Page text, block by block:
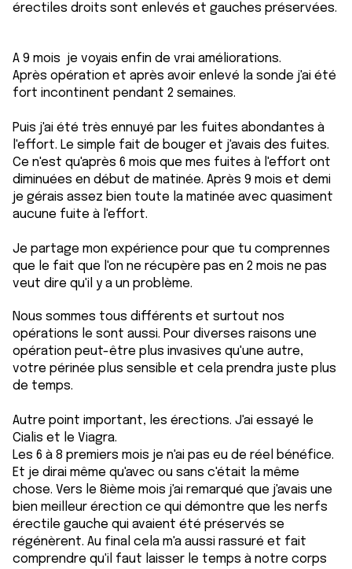
érectiles droits sont enlevés et gauches préservées.
A 9 mois je voyais enfin de vrai améliorations.
Après opération et après avoir enlevé la sonde j'ai été
fort incontinent pendant 2 semaines.
Puis j'ai été très ennuyé par les fuites abondantes à
l'effort. Le simple fait de bouger et j'avais des fuites.
Ce n'est qu'après 6 mois que mes fuites à l'effort ont
diminuées en début de matinée. Après 9 mois et demi
je gérais assez bien toute la matinée avec quasiment
aucune fuite à l'effort.
Je partage mon expérience pour que tu comprennes
que le fait que l'on ne récupère pas en 2 mois ne pas
veut dire qu'il y a un problème.
Nous sommes tous différents et surtout nos
opérations le sont aussi. Pour diverses raisons une
opération peut-être plus invasives qu'une autre,
votre périnée plus sensible et cela prendra juste plus
de temps.
Autre point important, les érections. J'ai essayé le
Cialis et le Viagra.
Les 6 à 8 premiers mois je n'ai pas eu de réel bénéfice.
Et je dirai même qu'avec ou sans c'était la même
chose. Vers le 8ième mois j'ai remarqué que j'avais une
bien meilleur érection ce qui démontre que les nerfs
érectile gauche qui avaient été préservés se
régénèrent. Au final cela m'a aussi rassuré et fait
comprendre qu'il faut laisser le temps à notre corps